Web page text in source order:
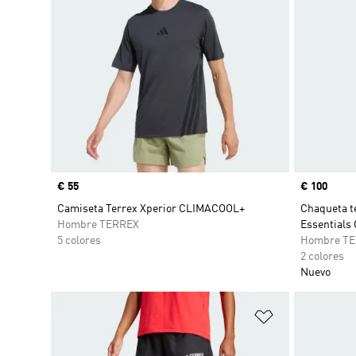
Precio
€ 55
Camiseta Terrex Xperior CLIMACOOL+
Hombre TERREX
5 colores
Precio
€ 100
Chaqueta
Essentials
Hombre
2 colores
Nuevo